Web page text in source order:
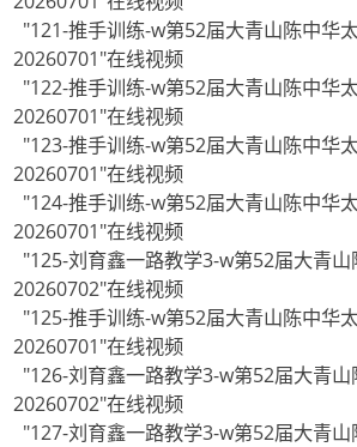
"121-推手训练-w第52届大青山陈中华
20260701"在线视频
"122-推手训练-w第52届大青山陈中华
20260701"在线视频
"123-推手训练-w第52届大青山陈中华
20260701"在线视频
"124-推手训练-w第52届大青山陈中华
20260701"在线视频
"125-刘育鑫一路教学3-w第52届大青
20260702"在线视频
"125-推手训练-w第52届大青山陈中华
20260701"在线视频
"126-刘育鑫一路教学3-w第52届大青
20260702"在线视频
"127-刘育鑫一路教学3-w第52届大青